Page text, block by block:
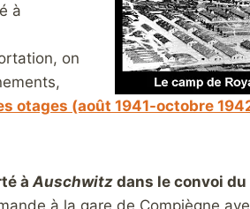
à
on
otages (août 1941-octobre
àAuschwitzdans le convoi
à la gare de Compiègne